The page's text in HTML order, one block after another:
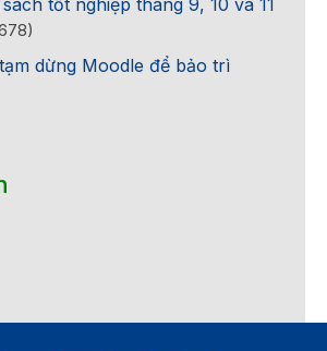
dừng Moodle để bảo trì